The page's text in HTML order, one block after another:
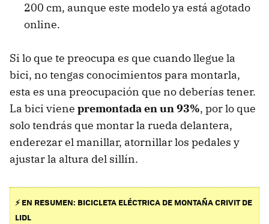
200 cm, aunque este modelo ya está agotado
online.
Si lo que te preocupa es que cuando llegue la
bici, no tengas conocimientos para montarla,
esta es una preocupación que no deberías tener.
La bici viene premontada en un 93%, por lo que
solo tendrás que montar la rueda delantera,
enderezar el manillar, atornillar los pedales y
ajustar la altura del sillín.
⚡ EN RESUMEN: BICICLETA ELÉCTRICA DE MONTAÑA CRIVIT DE
LIDL